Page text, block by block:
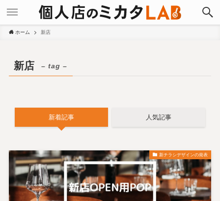
ホーム 新店
新店 – tag –
新着記事 人気記事
新チラシデザインの発表